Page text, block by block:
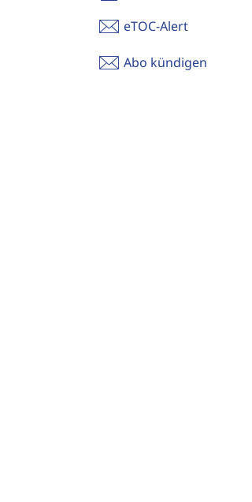
eTOC-Alert
Abo kündigen